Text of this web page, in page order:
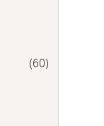
(60)